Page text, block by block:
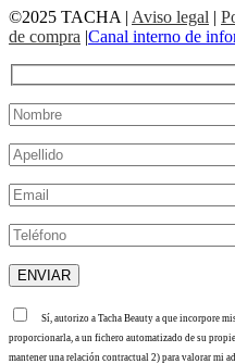
©2025 TACHA | Aviso legal |
de compra |Canal interno de
Sí, autorizo a Tacha Beauty a que incorpore
proporcionarla, a un fichero automatizado de su
mantener una relación contractual 2) para valorar mi